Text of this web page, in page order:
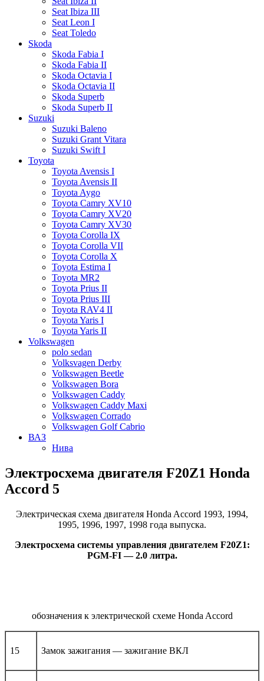
Seat Ibiza III
Seat Leon I
Seat Toledo
Skoda
Skoda Fabia I
Skoda Fabia II
Skoda Octavia I
Skoda Octavia II
Skoda Superb
Skoda Superb II
Suzuki
Suzuki Baleno
Suzuki Grant Vitara
Suzuki Swift I
Toyota
Toyota Avensis I
Toyota Avensis II
Toyota Aygo
Toyota Camry XV10
Toyota Camry XV20
Toyota Camry XV30
Toyota Corolla IX
Toyota Corolla VII
Toyota Corolla X
Toyota Estima I
Toyota MR2
Toyota Prius II
Toyota Prius III
Toyota RAV4 II
Toyota Yaris I
Toyota Yaris II
Volkswagen
polo sedan
Volksvagen Derby
Volkswagen Beetle
Volkswagen Bora
Volkswagen Caddy
Volkswagen Caddy Maxi
Volkswagen Corrado
Volkswagen Golf Cabrio
ВАЗ
Нива
Электросхема двигателя F20Z1 Honda
Accord 5
Электрическая схема двигателя Honda Accord 1993, 1994,
1995, 1996, 1997, 1998 года выпуска.
Электросхема системы управления двигателем F20Z1:
PGM-FI — 2.0 литра.
обозначения к электрической схеме Honda Accord
15 Замок зажигания — зажигание ВКЛ